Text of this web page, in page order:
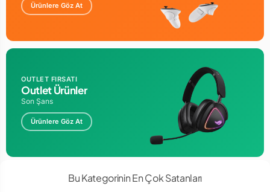
Ürünlere Göz At
OUTLET FIRSATI
Outlet Ürünler
Son Şans
Ürünlere Göz At
Bu Kategorinin En Çok Satanları